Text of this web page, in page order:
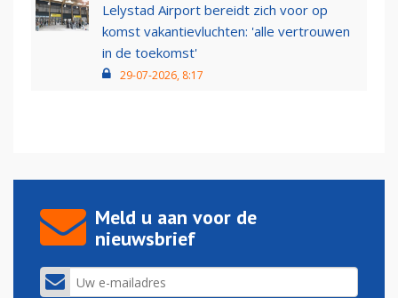
Lelystad Airport bereidt zich voor op
komst vakantievluchten: 'alle vertrouwen
in de toekomst'
29-07-2026, 8:17
Meld u aan voor de
nieuwsbrief